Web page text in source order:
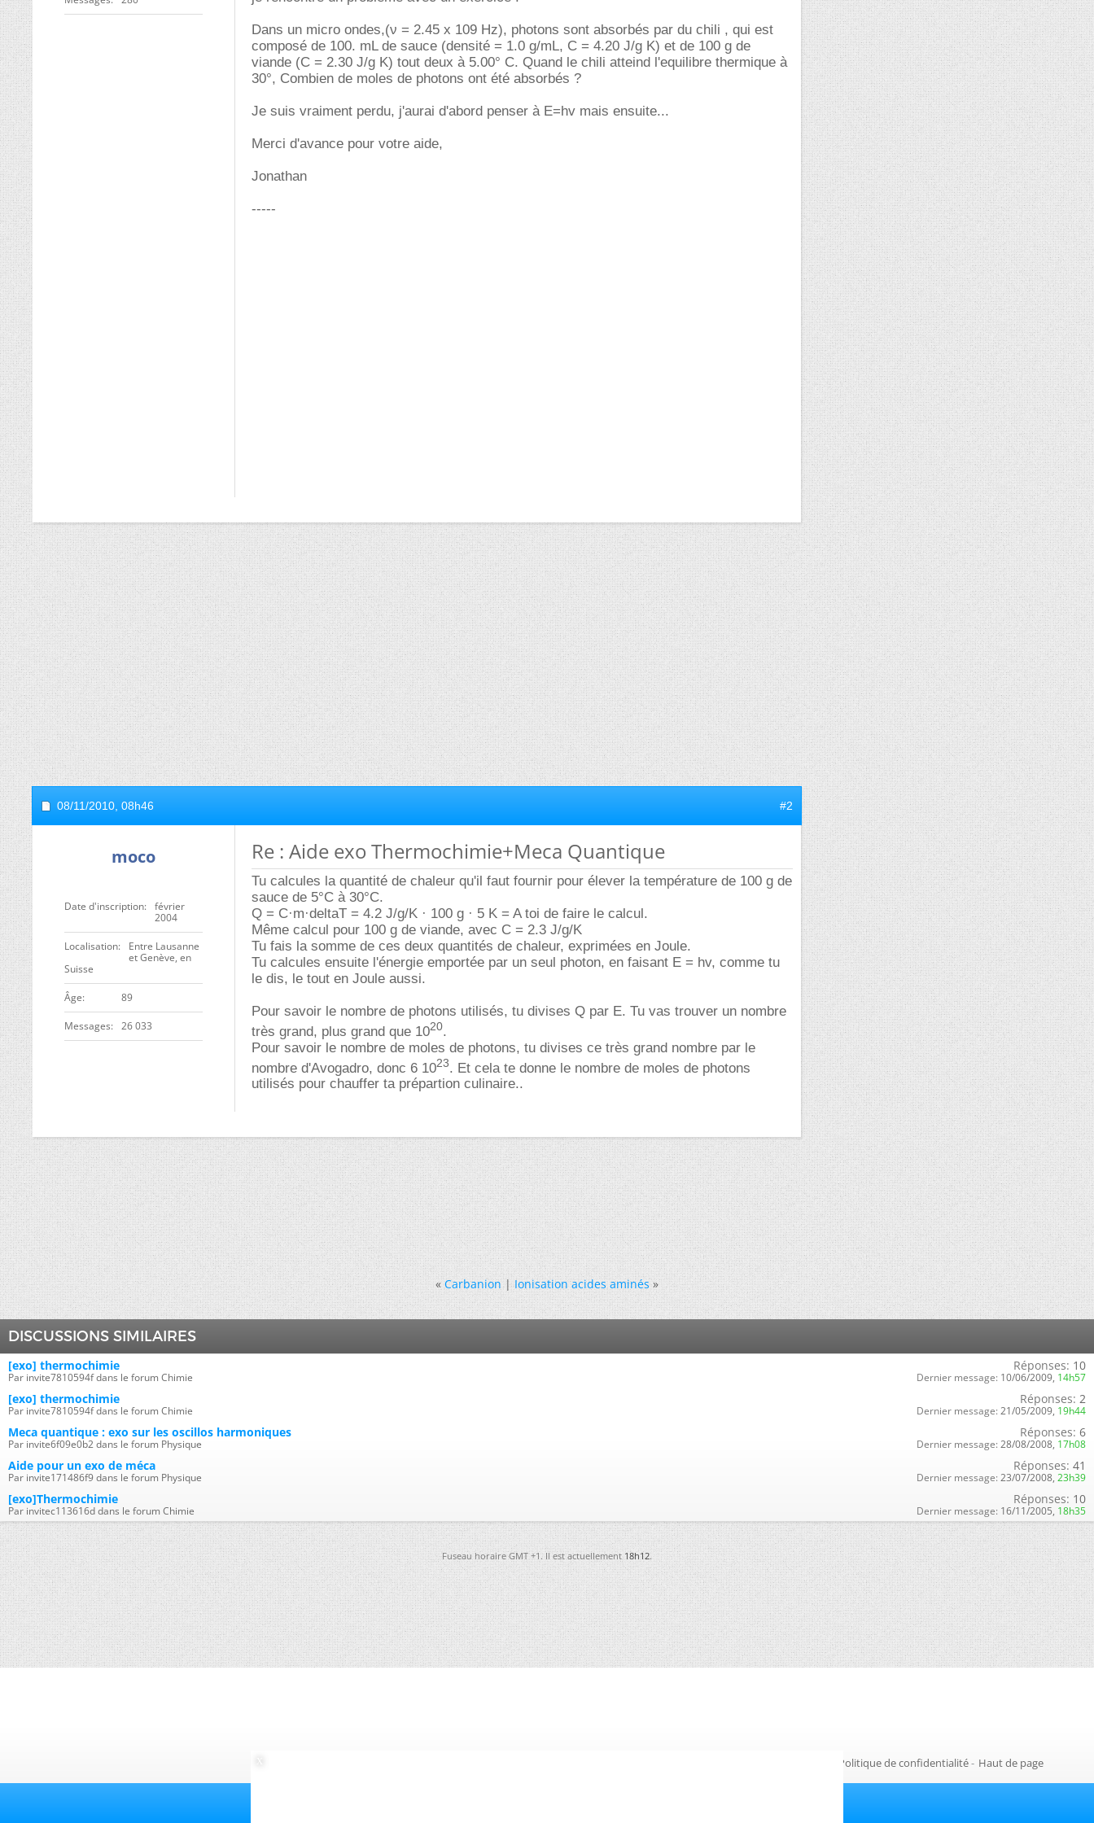
Dans un micro ondes,(ν = 2.45 x 109 Hz), photons sont absorbés par du chili , qui est
composé de 100. mL de sauce (densité = 1.0 g/mL, C = 4.20 J/g K) et de 100 g de
viande (C = 2.30 J/g K) tout deux à 5.00° C. Quand le chili atteind l'equilibre thermique à
30°, Combien de moles de photons ont été absorbés ?
Je suis vraiment perdu, j'aurai d'abord penser à E=hv mais ensuite...
Merci d'avance pour votre aide,
Jonathan
-----
08/11/2010, 08h46 #2
moco
Date d'inscription
février
2004
Localisation
Entre Lausanne
et Genève, en
Suisse
ge 89
Messages 26 033
Re : Aide exo Thermochimie+Meca Quantique
Tu calcules la quantité de chaleur qu'il faut fournir pour élever la température de 100 g de
sauce de 5°C à 30°C.
Q = C·m·deltaT = 4.2 J/g/K · 100 g · 5 K = A toi de faire le calcul.
Même calcul pour 100 g de viande, avec C = 2.3 J/g/K
Tu fais la somme de ces deux quantités de chaleur, exprimées en Joule.
Tu calcules ensuite l'énergie emportée par un seul photon, en faisant E = hv, comme tu
le dis, le tout en Joule aussi.
Pour savoir le nombre de photons utilisés, tu divises Q par E. Tu vas trouver un nombre
très grand, plus grand que 1020.
Pour savoir le nombre de moles de photons, tu divises ce très grand nombre par le
nombre d'Avogadro, donc 6 1023. Et cela te donne le nombre de moles de photons
utilisés pour chauffer ta prépartion culinaire..
« Carbanion|Ionisation acides aminés »
DISCUSSIONS SIMILAIRES
[exo] thermochimie
Par invite7810594f dans le forum Chimie
Réponses: 10
Dernier message: 10/06/2009, 14h57
[exo] thermochimie
Par invite7810594f dans le forum Chimie
Réponses: 2
Dernier message: 21/05/2009, 19h44
Meca quantique : exo sur les oscillos harmoniques
Par invite6f09e0b2 dans le forum Physique
Réponses: 6
Dernier message: 28/08/2008, 17h08
Aide pour un exo de méca
Par invite171486f9 dans le forum Physique
Réponses: 41
Dernier message: 23/07/2008, 23h39
[exo]Thermochimie
Par invitec113616d dans le forum Chimie
Réponses: 10
Dernier message: 16/11/2005, 18h35
Fuseau horaire GMT +1. Il est actuellement18h12.
Politique de confidentialité- Haut de page